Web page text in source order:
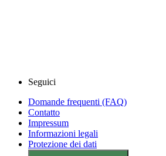
Seguici
Domande frequenti (FAQ)
Contatto
Impressum
Informazioni legali
Protezione dei dati